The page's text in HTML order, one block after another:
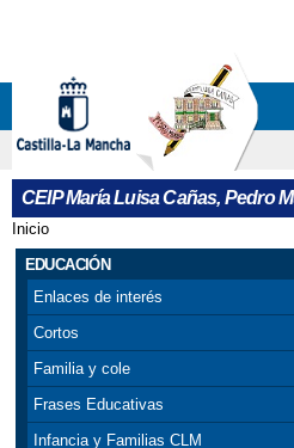
CEIP María Luisa Cañas, Pedro
Se encuentra
Inicio
EDUCACIÓN
Enlaces de interés
Cortos
Familia y cole
Frases Educativas
Infancia y Familias CLM